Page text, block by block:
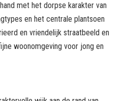
met het dorpse karakter van
en het centrale plantsoen
en vriendelijk straatbeeld en
woonomgeving voor jong en